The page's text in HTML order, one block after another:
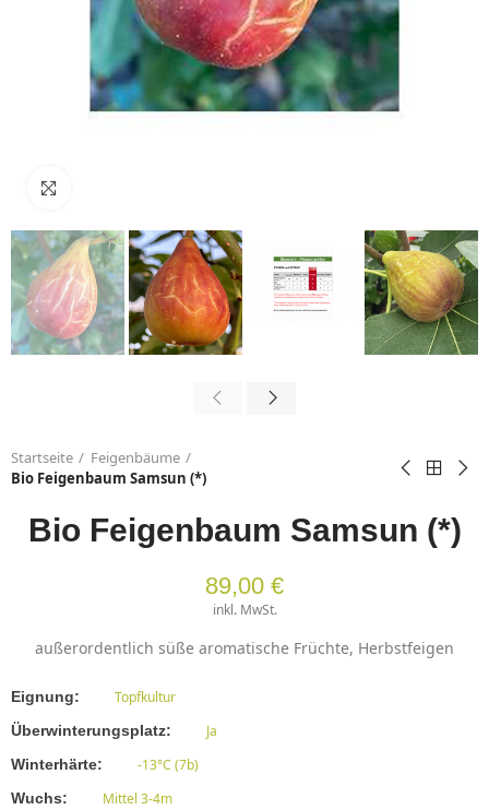
Startseite
Feigenbäume
Bio Feigenbaum Samsun (*)
Bio Feigenbaum Samsun (*)
89,00 €
inkl. MwSt.
außerordentlich süße aromatische Früchte, Herbstfeigen
Eignung Topfkultur
Überwinterungsplatz Ja
Winterhärte -13°C (7b)
Wuchs Mittel 3-4m